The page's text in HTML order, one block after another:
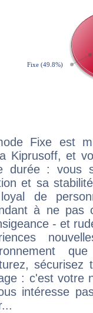
Fixe est
Kiprusoff, et
durée : vous
et sa
de
à ne pas
- et
sécurisez
: c'est votre
intéresse